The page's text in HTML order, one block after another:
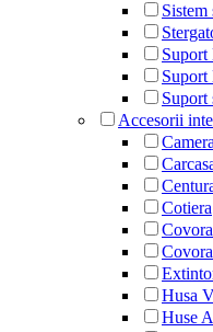
Sistem
Suport
Suport
Suport
Accesorii
Cotiera
Husa
Huse